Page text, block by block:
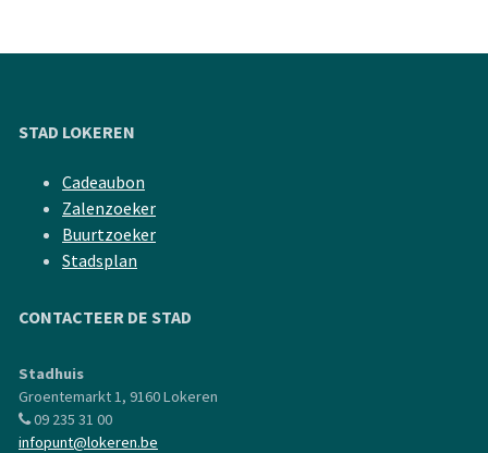
STAD LOKEREN
Cadeaubon
Zalenzoeker
Buurtzoeker
Stadsplan
CONTACTEER DE STAD
Stadhuis
Groentemarkt 1, 9160 Lokeren
09 235 31 00
infopunt@lokeren.be